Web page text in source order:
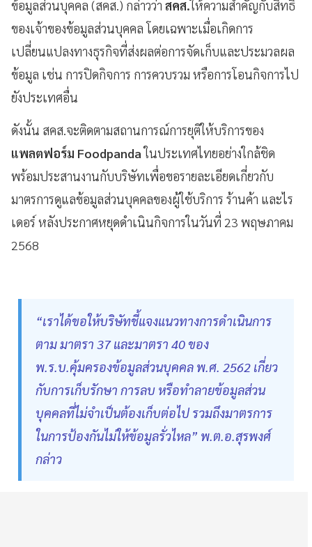
ข้อมูลส่วนบุคคล (สคส.) กล่าวว่า สคส.ให้ความสำคัญกับสิทธิ
ของเจ้าของข้อมูลส่วนบุคคล โดยเฉพาะเมื่อเกิดการ
เปลี่ยนแปลงทางธุรกิจที่ส่งผลต่อการจัดเก็บและประมวลผล
ข้อมูล เช่น การปิดกิจการ การควบรวม หรือการโอนกิจการไป
ยังประเทศอื่น
ดังนั้น สคส.จะติดตามสถานการณ์การยุติให้บริการของ
แพลตฟอร์ม Foodpandaในประเทศไทยอย่างใกล้ชิด
พร้อมประสานงานกับบริษัทเพื่อขอรายละเอียดเกี่ยวกับ
มาตรการดูแลข้อมูลส่วนบุคคลของผู้ใช้บริการ ร้านค้า และไร
เดอร์ หลังประกาศหยุดดำเนินกิจการในวันที่ 23 พฤษภาคม
2568
“เราได้ขอให้บริษัทชี้แจงแนวทางการดำเนินการ
ตาม มาตรา 37 และมาตรา 40 ของ
พ.ร.บ.คุ้มครองข้อมูลส่วนบุคคล พ.ศ. 2562 เกี่ยว
กับการเก็บรักษา การลบ หรือทำลายข้อมูลส่วน
บุคคลที่ไม่จำเป็นต้องเก็บต่อไป รวมถึงมาตรการ
ในการป้องกันไม่ให้ข้อมูลรั่วไหล” พ.ต.อ.สุรพงศ์
กล่าว